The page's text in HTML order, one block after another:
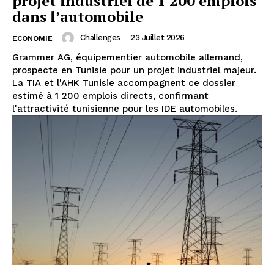
dans l’automobile
ECONOMIE Challenges - 23 Juillet 2026
Grammer AG, équipementier automobile allemand,
prospecte en Tunisie pour un projet industriel majeur.
La TIA et l'AHK Tunisie accompagnent ce dossier
estimé à 1 200 emplois directs, confirmant
l'attractivité tunisienne pour les IDE automobiles.